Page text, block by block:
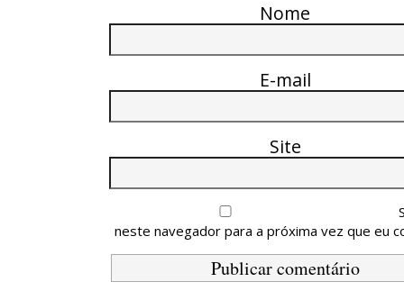
Nome
E-mail
Site
neste navegador para a próxima vez que eu